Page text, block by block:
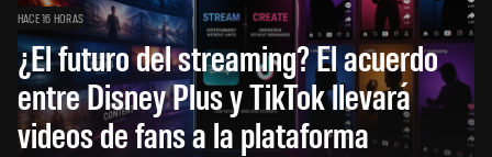
HACE 16 HORAS
¿El futuro del streaming? El acuerdo
entre Disney Plus y TikTok llevará
videos de fans a la plataforma